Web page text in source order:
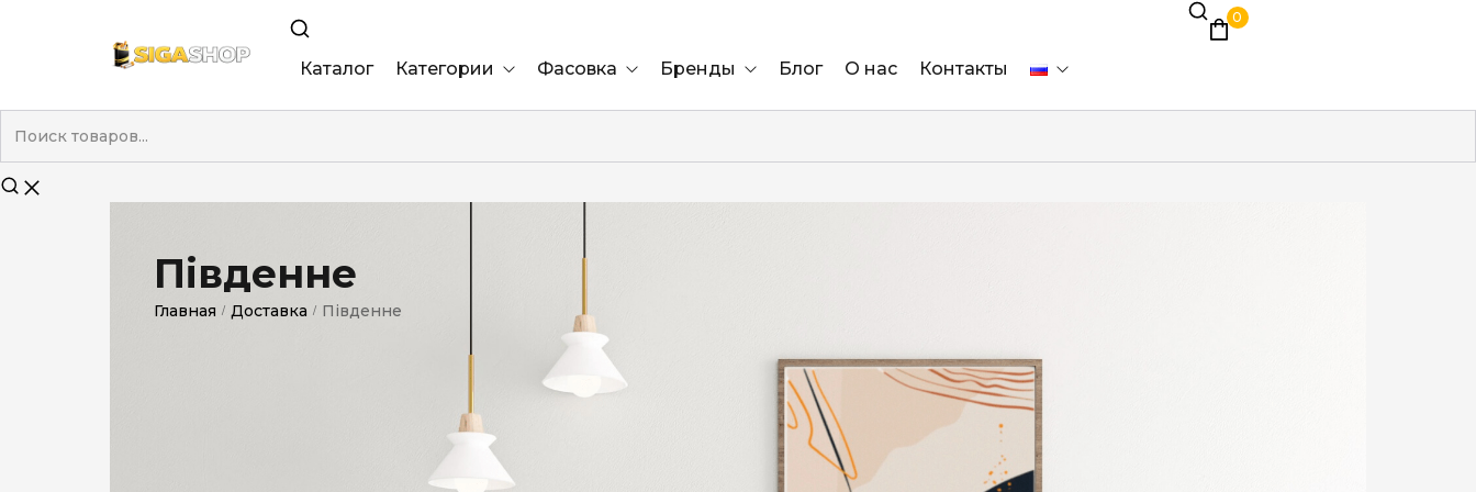
Каталог Категории
Без фильтра
Смакові (капсула)
Фасовка Бренды Блог О нас Контакты
0
Південне
Главная / Доставка / Південне